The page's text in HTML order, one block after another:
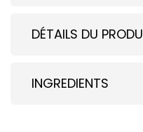
DÉTAILS DU
INGREDIENTS